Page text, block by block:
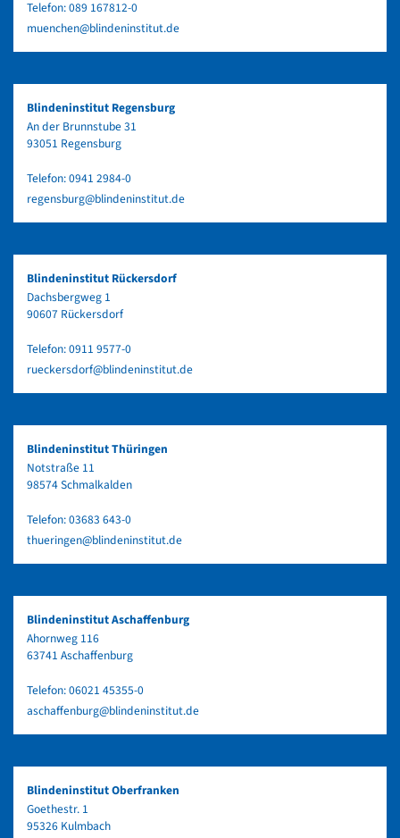
Telefon:089 167812-0
muenchen@blindeninstitut.de
Blindeninstitut Regensburg
An der Brunnstube 31
93051 Regensburg
Telefon:0941 2984-0
regensburg@blindeninstitut.de
Blindeninstitut Rückersdorf
Dachsbergweg 1
90607 Rückersdorf
Telefon:0911 9577-0
rueckersdorf@blindeninstitut.de
Blindeninstitut Thüringen
Notstraße 11
98574 Schmalkalden
Telefon:03683 643-0
thueringen@blindeninstitut.de
Blindeninstitut Aschaffenburg
Ahornweg 116
63741 Aschaffenburg
Telefon:06021 45355-0
aschaffenburg@blindeninstitut.de
Blindeninstitut Oberfranken
Goethestr. 1
95326 Kulmbach